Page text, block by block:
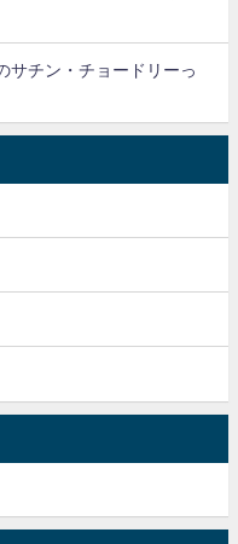
サチン・チョードリーっ